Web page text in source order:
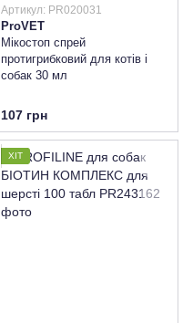
Артикул: PR020031
ProVET
Мікостоп спрей
протигрибковий для котів і
собак 30 мл
107 грн
ХІТ